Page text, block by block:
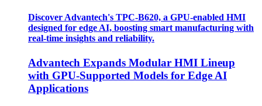
Discover Advantech's TPC-B620, a GPU-enabled HMI
designed for edge AI, boosting smart manufacturing with
real-time insights and reliability.
Advantech Expands Modular HMI Lineup
with GPU-Supported Models for Edge AI
Applications